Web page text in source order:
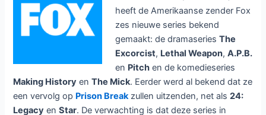
heeft de Amerikaanse zender Fox
zes nieuwe series bekend
gemaakt: de dramaseriesThe
Excorcist, Lethal Weapon,A.P.B.
en Pitch en de komedieseries
Making History enThe Mick. Eerder werd al bekend dat ze
een vervolg op Prison Breakzullen uitzenden, net als24:
Legacy enStar. De verwachting is dat deze series in